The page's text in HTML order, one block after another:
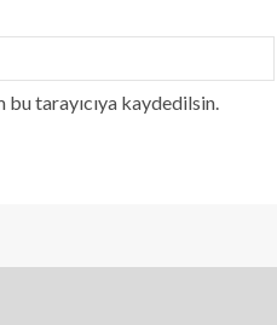
tarayıcıya kaydedilsin.